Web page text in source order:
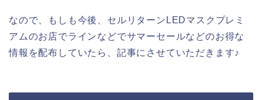
なので、もしも今後、セルリターンLEDマスクプレミ
アムのお店でラインなどでサマーセールなどのお得な
情報を配布していたら、記事にさせていただきます♪